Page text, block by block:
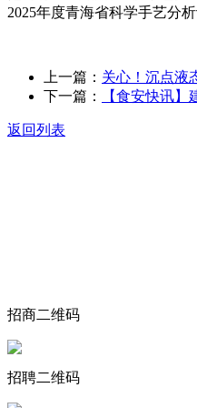
2025年度青海省科学手艺分
上一篇： 关心！沉点液
下一篇：
【食安快讯
返回列表
招商二维码
招聘二维码